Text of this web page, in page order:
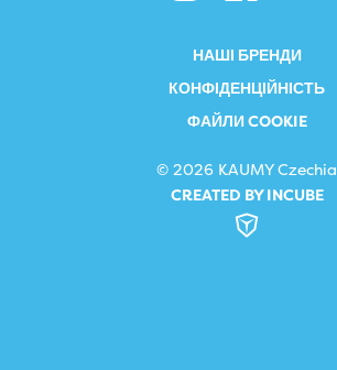
НАШІ БРЕНДИ
КОНФІДЕНЦІЙНІСТЬ
ФАЙЛИ COOKIE
© 2026 KAUMY Czechia
CREATED BY INCUBE